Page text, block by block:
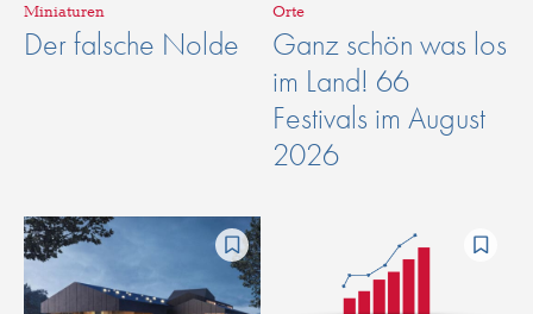
Miniaturen
Der falsche Nolde
Orte
Ganz schön was los
im Land! 66
Festivals im August
2026